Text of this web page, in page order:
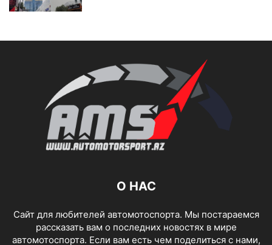
О НАС
Сайт для любителей автомотоспорта. Мы постараемся
рассказать вам о последних новостях в мире
автомотоспорта. Если вам есть чем поделиться с нами,